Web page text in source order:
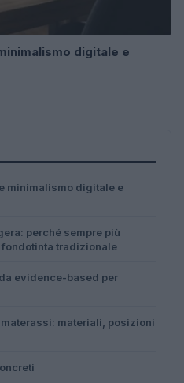
digitale e
minimalismo digitale e
perché sempre più
tradizionale
evidence-based per
materiali, posizioni